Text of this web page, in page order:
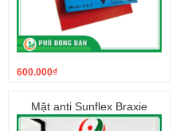
600.000₫
Mặt anti Sunflex Braxie